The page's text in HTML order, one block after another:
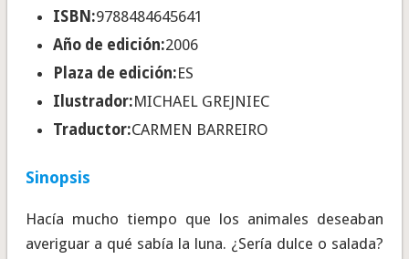
ISBN:9788484645641
Año de edición:2006
Plaza de edición:ES
Ilustrador:MICHAEL GREJNIEC
Traductor:CARMEN BARREIRO
Sinopsis
Hacía mucho tiempo que los animales deseaban
averiguar a qué sabía la luna. ¿Sería dulce o salada?